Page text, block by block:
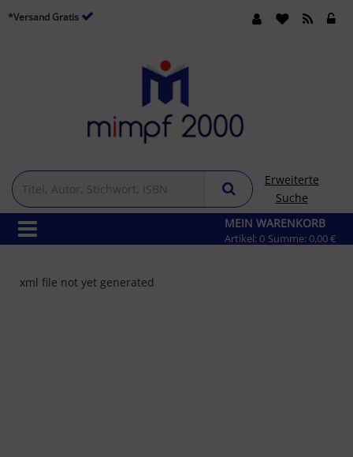
*Versand Gratis
Erweiterte
Suche
MEIN WARENKORB
Artikel: 0 Summe: 0,00 €
xml file not yet generated